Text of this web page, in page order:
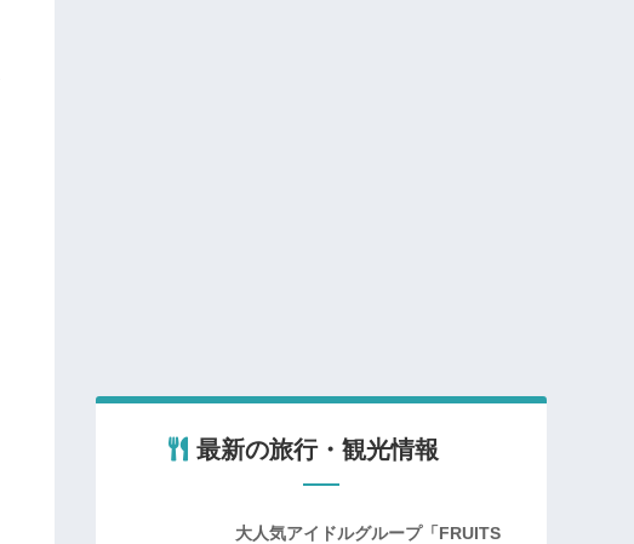
最新の旅行・観光情報
大人気アイドルグループ「FRUITS